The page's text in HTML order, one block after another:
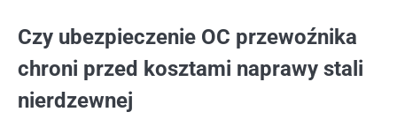
Czy ubezpieczenie OC przewoźnika
chroni przed kosztami naprawy stali
nierdzewnej